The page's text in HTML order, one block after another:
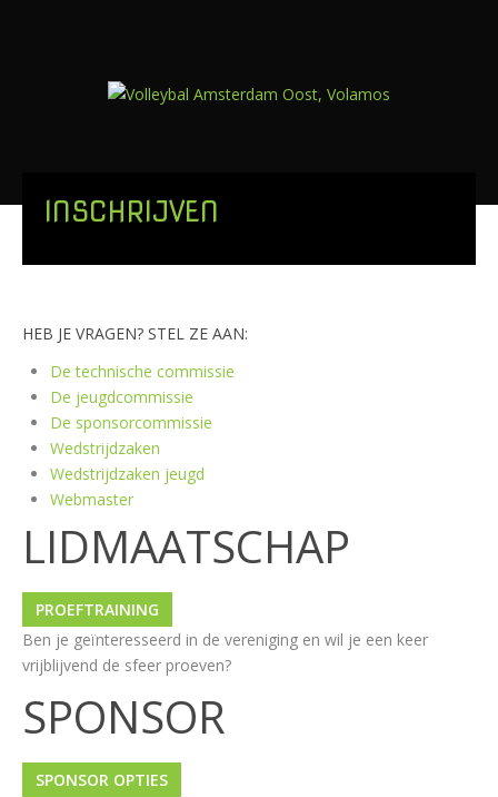
INSCHRIJVEN
HEB JE VRAGEN? STEL ZE AAN:
De technische commissie
De jeugdcommissie
De sponsorcommissie
Wedstrijdzaken
Wedstrijdzaken jeugd
Webmaster
LIDMAATSCHAP
PROEFTRAINING
Ben je geïnteresseerd in de vereniging en wil je een keer
vrijblijvend de sfeer proeven?
SPONSOR
SPONSOR OPTIES